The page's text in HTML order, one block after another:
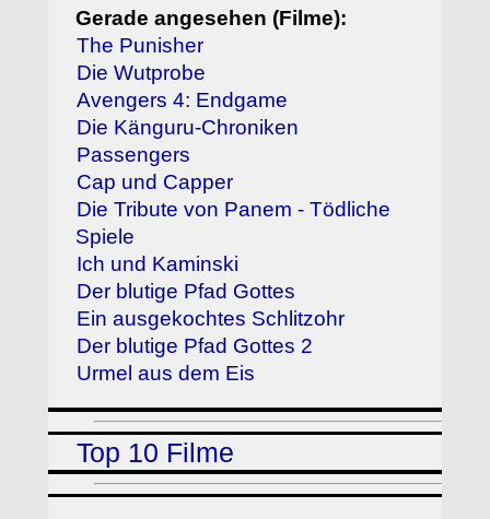
Gerade angesehen (Filme):
The Punisher
Die Wutprobe
Avengers 4: Endgame
Die Känguru-Chroniken
Passengers
Cap und Capper
Die Tribute von Panem - Tödliche
Spiele
Ich und Kaminski
Der blutige Pfad Gottes
Ein ausgekochtes Schlitzohr
Der blutige Pfad Gottes 2
Urmel aus dem Eis
Top 10 Filme